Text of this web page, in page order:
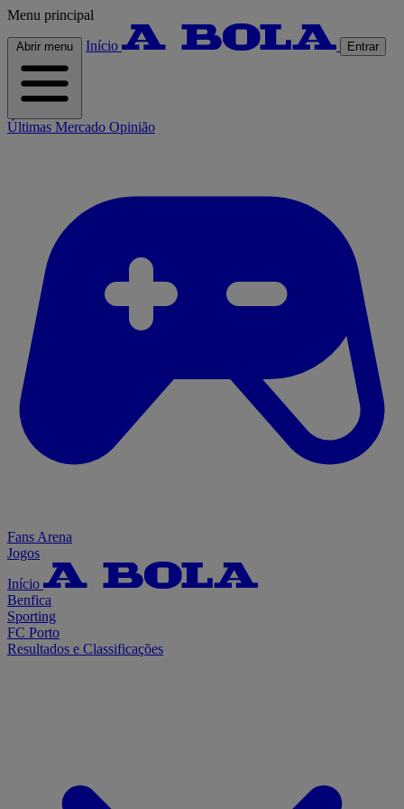
Menu principal
Abrir menu Início Entrar
Últimas Mercado Opinião
Fans Arena
Jogos
Início
Benfica
Sporting
FC Porto
Resultados e Classificações